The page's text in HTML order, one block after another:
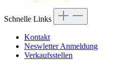
Schnelle Links
Kontakt
Neswletter Anmeldung
Verkaufsstellen